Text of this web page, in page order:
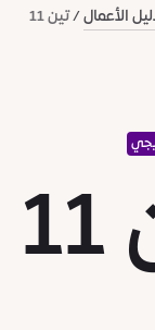
الأعمال تين 11